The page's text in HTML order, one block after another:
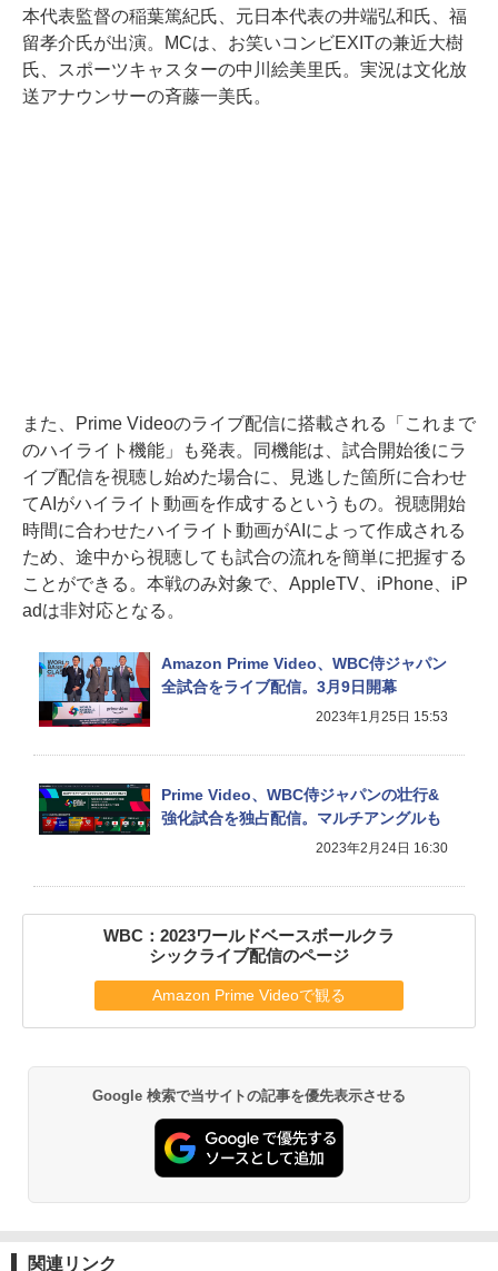
本代表監督の稲葉篤紀氏、元日本代表の井端弘和氏、福
留孝介氏が出演。MCは、お笑いコンビEXITの兼近大樹
氏、スポーツキャスターの中川絵美里氏。実況は文化放
送アナウンサーの斉藤一美氏。
また、Prime Videoのライブ配信に搭載される「これまで
のハイライト機能」も発表。同機能は、試合開始後にラ
イブ配信を視聴し始めた場合に、見逃した箇所に合わせ
てAIがハイライト動画を作成するというもの。視聴開始
時間に合わせたハイライト動画がAIによって作成される
ため、途中から視聴しても試合の流れを簡単に把握する
ことができる。本戦のみ対象で、AppleTV、iPhone、iP
adは非対応となる。
Amazon Prime Video、WBC侍ジャパン
全試合をライブ配信。3月9日開幕
2023年1月25日 15:53
Prime Video、WBC侍ジャパンの壮行&
強化試合を独占配信。マルチアングルも
2023年2月24日 16:30
WBC：2023ワールドベースボールクラ
シックライブ配信のページ
Amazon Prime Videoで観る
Google 検索で当サイトの記事を優先表示させる
関連リンク